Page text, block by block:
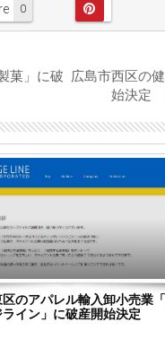
0
菓」に破 広島市西区の
始決定
の婦人服輸入販売「有限
ナショナル」に破産開始